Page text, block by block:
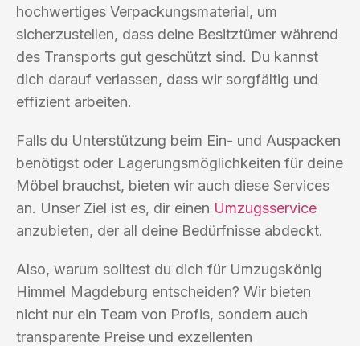
hochwertiges Verpackungsmaterial, um
sicherzustellen, dass deine Besitztümer während
des Transports gut geschützt sind. Du kannst
dich darauf verlassen, dass wir sorgfältig und
effizient arbeiten.
Falls du Unterstützung beim Ein- und Auspacken
benötigst oder Lagerungsmöglichkeiten für deine
Möbel brauchst, bieten wir auch diese Services
an. Unser Ziel ist es, dir einen Umzugsservice
anzubieten, der all deine Bedürfnisse abdeckt.
Also, warum solltest du dich für Umzugskönig
Himmel Magdeburg entscheiden? Wir bieten
nicht nur ein Team von Profis, sondern auch
transparente Preise und exzellenten